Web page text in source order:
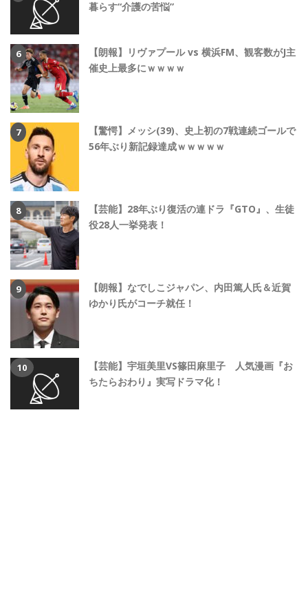
暮らす“介護の苦悩”
【朗報】リヴァプール vs 横浜FM、観客数がJ主
催史上最多にｗｗｗｗ
【驚愕】メッシ(39)、史上初の7戦連続ゴールで
56年ぶり新記録達成ｗｗｗｗｗ
【芸能】28年ぶり復活の連ドラ『GTO』、生徒
役28人一挙発表！
【朗報】なでしこジャパン、内田篤人氏＆近賀
ゆかり氏がコーチ就任！
【芸能】宇垣美里VS篠田麻里子 人気漫画『お
ちたらおわり』実写ドラマ化！